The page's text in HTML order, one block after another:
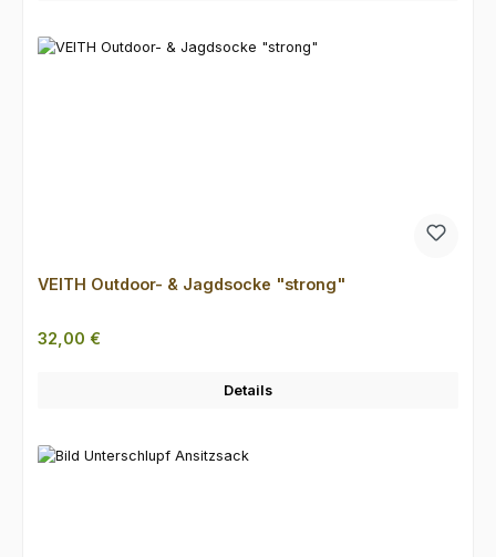
VEITH Outdoor- & Jagdsocke "strong"
Regulärer Preis:
32,00 €
Details